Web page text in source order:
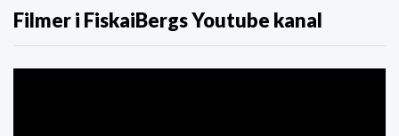
Filmer i FiskaiBergs Youtube kanal